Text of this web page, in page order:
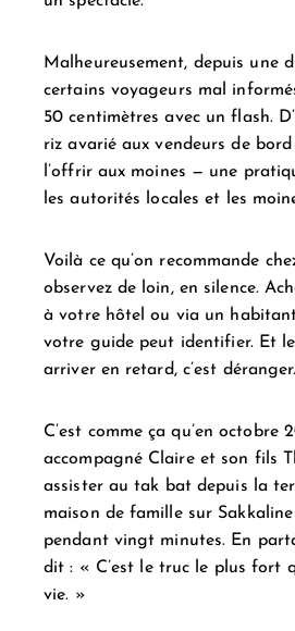
Malheureusement, depuis une
certains voyageurs mal
50 centimètres avec un flash.
riz avarié aux vendeurs de
l’offrir aux moines — une
les autorités locales et les
Voilà ce qu’on recommande
observez de loin, en silence.
à votre hôtel ou via un
votre guide peut identifier. Et
arriver en retard, c’est déranger.
C’est comme ça qu’en octobre
accompagné Claire et son fils
assister au tak bat depuis la
maison de famille sur
pendant vingt minutes. En
dit : « C’est le truc le plus fort
vie. »